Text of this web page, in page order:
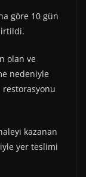
göre 10 gün
olan ve
nedeniyle
restorasyonu
kazanan
yer teslimi